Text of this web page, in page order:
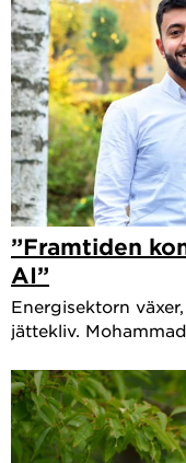
”Framtiden
AI”
Energisektorn
jättekliv.